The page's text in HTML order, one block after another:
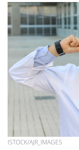
ISTOCK/AJR_IMAGES